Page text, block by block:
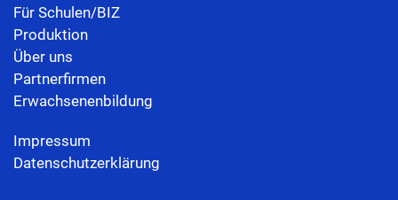
Für Schulen/BIZ
Produktion
Über uns
Partnerfirmen
Erwachsenenbildung
Impressum
Datenschutzerklärung